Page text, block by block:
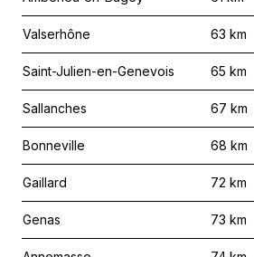
Valserhône 63 km
Saint-Julien-en-Genevois 65 km
Sallanches 67 km
Bonneville 68 km
Gaillard 72 km
Genas 73 km